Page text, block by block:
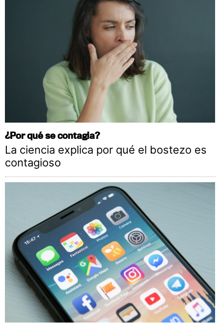
¿Por qué se contagia?
La ciencia explica por qué el bostezo es
contagioso